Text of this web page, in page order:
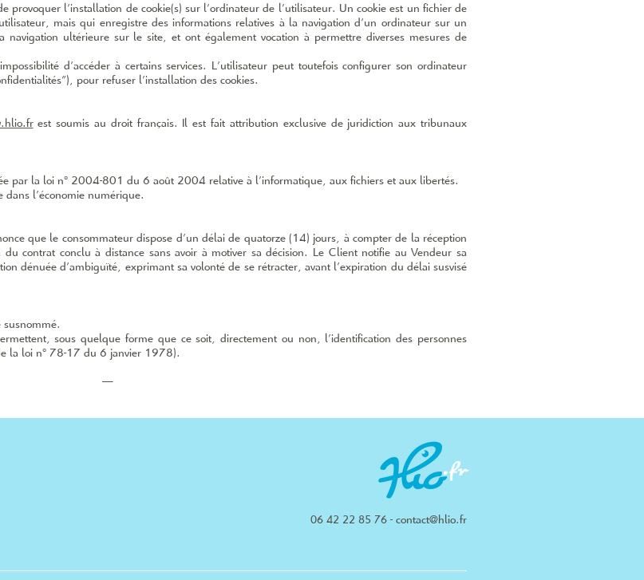
provoquer l’installation de cookie(s) sur l’ordinateur de l’utilisateur. Un cookie est un fichier de
mais qui enregistre des informations relatives à la navigation d’un ordinateur sur un
navigation ultérieure sur le site, et ont également vocation à permettre diverses mesures de
d’accéder à certains services. L’utilisateur peut toutefois configurer son ordinateur
pour refuser l’installation des cookies.
est soumis au droit français. Il est fait attribution exclusive de juridiction aux tribunaux
par la loi n° 2004-­801 du 6 août 2004 relative à l’informatique, aux fichiers et aux libertés.
l’économie numérique.
que le consommateur dispose d’un délai de quatorze (14) jours, à compter de la réception
contrat conclu à distance sans avoir à motiver sa décision. Le Client notifie au Vendeur sa
dénuée d’ambiguïté, exprimant sa volonté de se rétracter, avant l’expiration du délai susvisé
sous quelque forme que ce soit, directement ou non, l’identification des personnes
la loi n° 78­-17 du 6 janvier 1978).
—
06 42 22 85 76 - contact@hlio.fr